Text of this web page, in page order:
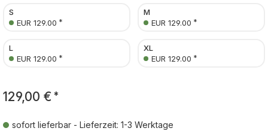
S
EUR 129.00 *
M
EUR 129.00 *
L
EUR 129.00 *
XL
EUR 129.00 *
129,00 € *
sofort lieferbar - Lieferzeit: 1-3 Werktage